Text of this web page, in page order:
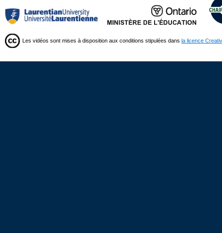
Les vidéos sont mises à disposition aux conditions stipulées dans la licence